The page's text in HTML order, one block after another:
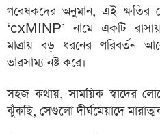
গবেষকদের অনুমান, এই ক্ষতির
‘cxMINP’ নামে একটি
মাত্রায় বড় ধরনের পরিবর্তন
ভারসাম্য নষ্ট করে।
সহজ কথায়, সাময়িক স্বাদের
ঝুঁকছি, সেগুলো দীর্ঘমেয়াদে